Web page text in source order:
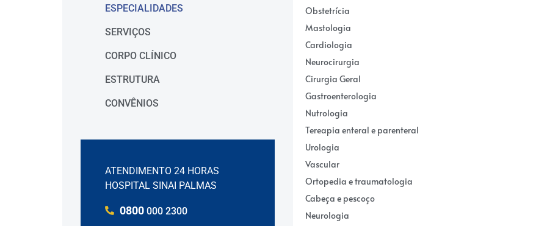
ESPECIALIDADES
SERVIÇOS
CORPO CLÍNICO
ESTRUTURA
CONVÊNIOS
ATENDIMENTO 24 HORAS
HOSPITAL SINAI PALMAS
0800000 2300
Obstetrícia
Mastologia
Cardiologia
Neurocirurgia
Cirurgia Geral
Gastroenterologia
Nutrologia
Tereapia enteral e parenteral
Urologia
Vascular
Ortopedia e traumatologia
Cabeça e pescoço
Neurologia